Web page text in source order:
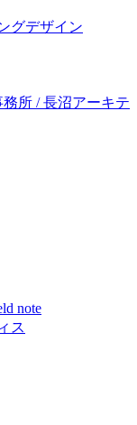
グデザイン
所 / 長沼アーキテ
note
ス